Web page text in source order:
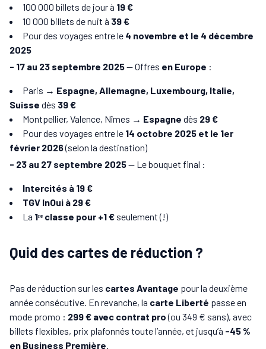
100 000 billets de jour à 19 €
10 000 billets de nuit à 39 €
Pour des voyages entre le 4 novembre et le 4 décembre
2025
- 17 au 23 septembre 2025— Offres en Europe :
Paris → Espagne, Allemagne, Luxembourg, Italie,
Suisse dès 39 €
Montpellier, Valence, Nîmes → Espagne dès 29 €
Pour des voyages entre le 14 octobre 2025 et le 1er
février 2026(selon la destination)
- 23 au 27 septembre 2025— Le bouquet final :
Intercités à 19 €
TGV InOui à 29 €
La 1ʳᵉ classe pour +1 € seulement (!)
Quid des cartes de réduction ?
Pas de réduction sur les cartes Avantage pour la deuxième
année consécutive. En revanche, la carte Liberté passe en
mode promo : 299 € avec contrat pro(ou 349 € sans), avec
billets flexibles, prix plafonnés toute l’année, et jusqu’à -45 %
en Business Première.